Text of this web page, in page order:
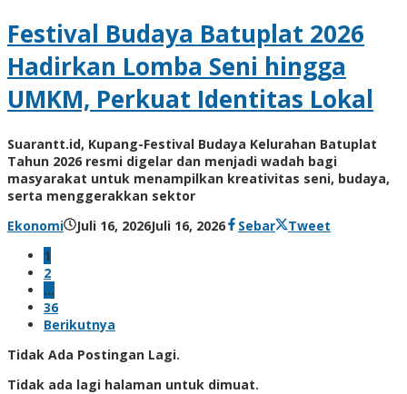
Festival Budaya Batuplat 2026
Hadirkan Lomba Seni hingga
UMKM, Perkuat Identitas Lokal
Suarantt.id, Kupang-Festival Budaya Kelurahan Batuplat
Tahun 2026 resmi digelar dan menjadi wadah bagi
masyarakat untuk menampilkan kreativitas seni, budaya,
serta menggerakkan sektor
Ekonomi
Juli 16, 2026Juli 16, 2026olehSebar
Tweet
1
2
…
36
Berikutnya
Tidak Ada Postingan Lagi.
Tidak ada lagi halaman untuk dimuat.